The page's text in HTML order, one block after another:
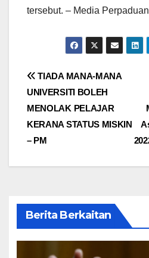
tersebut. – Media Perpaduan
Post
navigation
TIADA MANA-MANA
UNIVERSITI BOLEH
MENOLAK PELAJAR
KERANA STATUS MISKIN
– PM
Berita Berkaitan